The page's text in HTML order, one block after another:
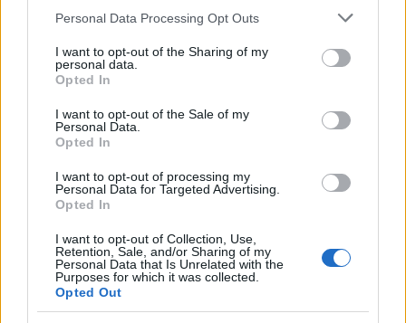
Please note that this website/app uses one or more Google
not limited to your visit or usage behaviour. You may click to
grant or deny consent to Google and its third-party tags to
use your data for below specified purposes in below Google
consent section.
Personal Data Processing Opt Outs
I want to opt-out of the Sharing of my
personal data.
Opted In
I want to opt-out of the Sale of my
Personal Data.
Opted In
I want to opt-out of processing my
Personal Data for Targeted Advertising.
Opted In
I want to opt-out of Collection, Use,
Retention, Sale, and/or Sharing of my
Personal Data that Is Unrelated with the
Purposes for which it was collected.
Opted Out
Le nuove Havaianas Kitten Heel debuttano a
Matteo Pellegrino · 7 Ago 2026
LIFESTYLE